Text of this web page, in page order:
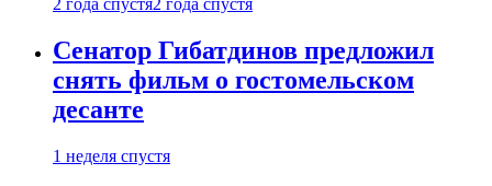
2 года спустя2 года спустя
Сенатор Гибатдинов предложил
снять фильм о гостомельском
десанте
1 неделя спустя